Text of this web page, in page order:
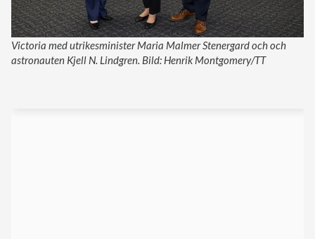
Victoria med utrikesminister Maria Malmer Stenergard och och
astronauten Kjell N. Lindgren. Bild: Henrik Montgomery/TT